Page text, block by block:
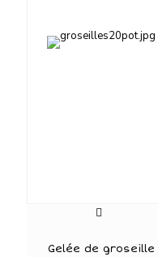
Gelée de groseille